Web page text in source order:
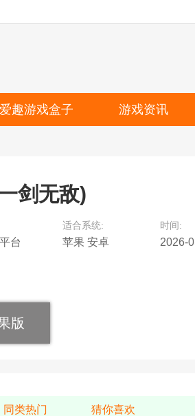
爱趣游戏盒子 游戏资讯
剑无敌)
台
适合系统:
苹果 安卓
时间:
2026-
版
同类热门 猜你喜欢